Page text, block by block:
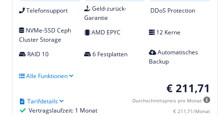
Telefonsupport
Geld-zurück-
Garantie
DDoS Protection
NVMe-SSD Ceph
Cluster Storage
AMD EPYC 12 Kerne
RAID 10 6 Festplatten
Automatisches
Backup
Alle Funktionen
€ 211,71
Durchschnittspreis pro Monat
€ 211,71/Monat
Vertragslaufzeit: 1 Monat
Tarifdetails